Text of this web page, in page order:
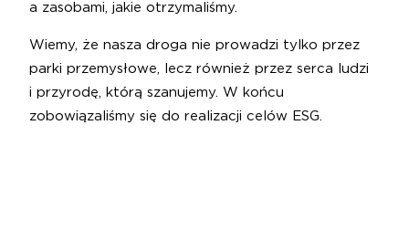
a zasobami, jakie otrzymaliśmy.
Wiemy, że nasza droga nie prowadzi tylko przez
parki przemysłowe, lecz również przez serca ludzi
i przyrodę, którą szanujemy. W końcu
zobowiązaliśmy się do realizacji celów ESG.